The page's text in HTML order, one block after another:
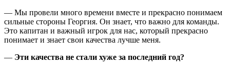
— Мы провели много времени вместе и прекрасно понимаем
сильные стороны Георгия. Он знает, что важно для команды.
Это капитан и важный игрок для нас, который прекрасно
понимает и знает свои качества лучше меня.
— Эти качества не стали хуже за последний год?